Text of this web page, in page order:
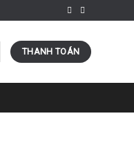
THANH TOÁN